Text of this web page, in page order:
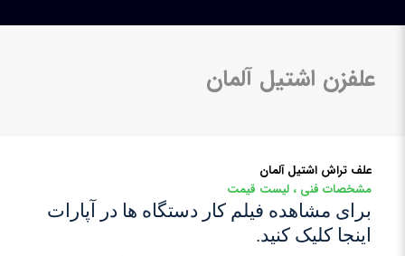
علفزن اشتیل آلمان
علف تراش اشتیل آلمان
مشخصات فنی ، لیست قیمت
برای مشاهده فیلم کار دستگاه ها در آپارات
اینجا کلیک کنید.